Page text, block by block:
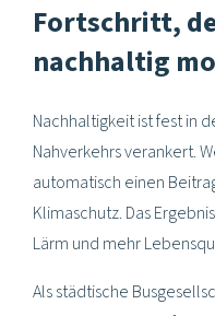
Fortschritt,
nachhaltig
Nachhaltigkeit ist fest in
Nahverkehrs verankert.
automatisch einen
Klimaschutz. Das
Lärm und mehr
Als städtische